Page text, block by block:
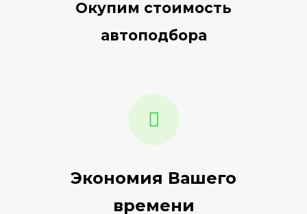
Окупим стоимость
автоподбора
Экономия Вашего
времени